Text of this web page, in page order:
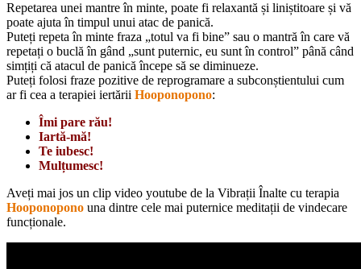
Repetarea unei mantre în minte, poate fi relaxantă și liniștitoare și vă
poate ajuta în timpul unui atac de panică.
Puteți repeta în minte fraza „totul va fi bine” sau o mantră în care vă
repetați o buclă în gând „sunt puternic, eu sunt în control” până când
simțiți că atacul de panică începe să se diminueze.
Puteți folosi fraze pozitive de reprogramare a subconștientului cum
ar fi cea a terapiei iertării Hooponopono:
Îmi pare rău!
Iartă-mă!
Te iubesc!
Mulțumesc!
Aveți mai jos un clip video youtube de la Vibrații Înalte cu terapia
Hooponopono una dintre cele mai puternice meditații de vindecare
funcționale.